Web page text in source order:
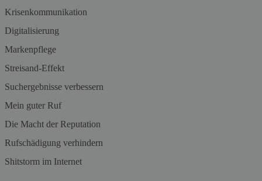
Krisenkommunikation
Digitalisierung
Markenpflege
Streisand-Effekt
Suchergebnisse verbessern
Mein guter Ruf
Die Macht der Reputation
Rufschädigung verhindern
Shitstorm im Internet